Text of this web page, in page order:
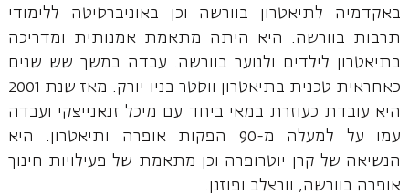
באקדמיה לתיאטרון בוורשה וכן באוניברסיטה ללימודי
תרבות בוורשה. היא היתה מתאמת אמנותית ומדריכה
בתיאטרון לילדים ולנוער בוורשה. עבדה במשך שש שנים
כאחראית טכנית בתיאטרון ווסטר בניו יורק. מאז שנת 2001
היא עובדת כעוזרת במאי ביחד עם מיכל זנאנייצקי ועבדה
עמו על למעלה מ-90 הפקות אופרה ותיאטרון. היא
הנשיאה של קרן יוטרופרה וכן מתאמת של פעילויות חינוך
אופרה בוורשה, וורצלב ופוזנן.